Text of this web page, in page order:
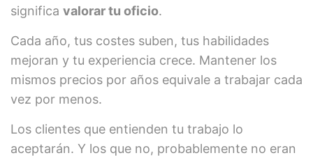
significa valorar tu oficio.
Cada año, tus costes suben, tus habilidades
mejoran y tu experiencia crece. Mantener los
mismos precios por años equivale a trabajar cada
vez por menos.
Los clientes que entienden tu trabajo lo
aceptarán. Y los que no, probablemente no eran